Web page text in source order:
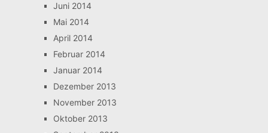
Juni 2014
Mai 2014
April 2014
Februar 2014
Januar 2014
Dezember 2013
November 2013
Oktober 2013